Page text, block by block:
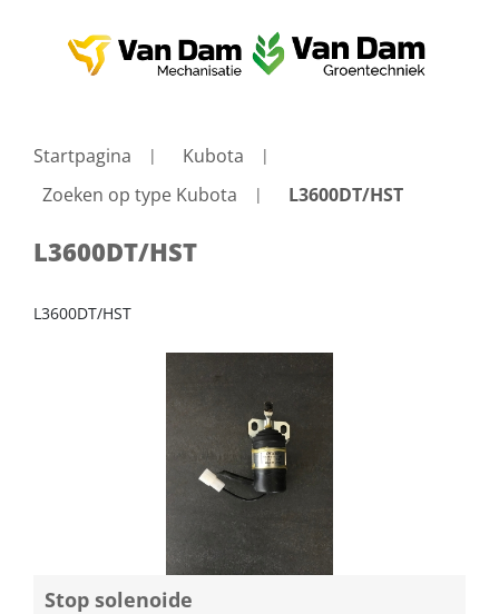
Startpagina
Kubota
Zoeken op type Kubota
L3600DT/HST
L3600DT/HST
L3600DT/HST
Stop solenoide